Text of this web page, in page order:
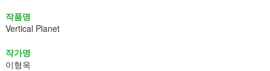
작품명
Vertical Planet
작가명
이형욱